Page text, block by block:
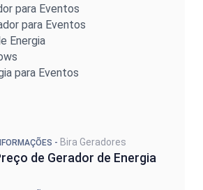
para Eventos
para Eventos
Energia
para Eventos
- Bira Geradores
de Gerador de Energia